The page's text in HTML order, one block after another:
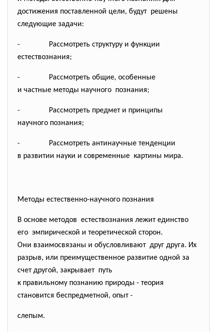
достижения поставленной цели, будут решены
следующие задачи:
- Рассмотреть структуру и функции
естествознания;
- Рассмотреть общие, особенные
и частные методы научного познания;
- Рассмотреть предмет и принципы
научного познания;
- Рассмотреть антинаучные тенденции
в развитии науки и современные картины мира.
Методы естественно-научного познания
В основе методов естествознания лежит единство
его эмпирической и теоретической сторон.
Они взаимосвязаны и обусловливают друг друга. Их
разрыв, или преимущественное развитие одной за
счет другой, закрывает путь
к правильному познанию природы - теория
становится беспредметной, опыт -
слепым.